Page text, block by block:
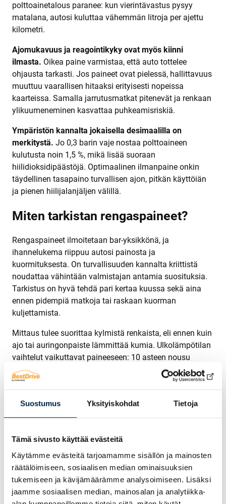
Suostumus Yksityiskohdat Tietoja
Tämä sivusto käyttää evästeitä
Käytämme evästeitä tarjoamamme sisällön ja mainosten
räätälöimiseen, sosiaalisen median ominaisuuksien
tukemiseen ja kävijämäärämme analysoimiseen. Lisäksi
jaamme sosiaalisen median, mainosalan ja analytiikka-
polttoainetalous paranee: kun vierintävastus pysyy
matalana, autosi kuluttaa vähemmän litroja per ajettu
kilometri.
Ajomukavuus ja reagointikyky ovat myös kiinni
ilmasta. Oikea paine varmistaa, että auto tottelee
ohjausta tarkasti. Jos paineet ovat pielessä, hallittavuus
muuttuu vaarallisen hitaaksi erityisesti nopeissa
kaarteissa. Samalla jarrutusmatkat pitenevät ja renkaan
ylikuumeneminen kasvattaa puhkeamisriskiä.
Ympäristön kannalta jokaisella desimaalilla on
merkitystä. Jo 0,3 barin vaje nostaa polttoaineen
kulutusta noin 1,5 %, mikä lisää suoraan
hiilidioksidipäästöjä. Optimaalinen ilmanpaine onkin
täydellinen tasapaino turvallisen ajon, pitkän käyttöiän
ja pienen hiilijalanjäljen välillä.
Miten tarkistan rengaspaineet?
Rengaspaineet ilmoitetaan bar-yksikkönä, ja
ihannelukema riippuu autosi painosta ja
kuormituksesta. On turvallisuuden kannalta kriittistä
noudattaa vähintään valmistajan antamia suosituksia.
Tarkistus on hyvä tehdä pari kertaa kuussa sekä aina
ennen pidempiä matkoja tai raskaan kuorman
kuljettamista.
Mittaus tulee suorittaa kylmistä renkaista, eli ennen kuin
ajo tai auringonpaiste lämmittää kumia. Ulkolämpötilan
vaihtelut vaikuttavat paineeseen: 10 asteen nousu
nostaa painetta 0,1 baria, kun taas talvella paukkuva
pakkanen voi pudottaa lukemaa jopa 0,3 baria.
polttoaineluukun kannesta tai oven karmista.
Suosituksissa on tyypillisesti omat arvonsa tyhjälle
Käytä tarkistukseen joko digitaalista tai perinteistä
viisarinäyttöistä mittaria. Irrota venttiilinhattu (ja pidä se
tallessa!), paina mittari tiukasti venttiiliin ja lue tulos.
Jos painetta on liikaa, päästä ilmaa ulos painamalla
venttiilin neulaa. Jos taas lukema on liian pieni, lisää